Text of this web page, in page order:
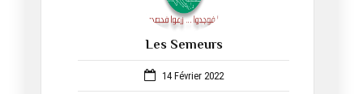
Les Semeurs
14 Février 2022